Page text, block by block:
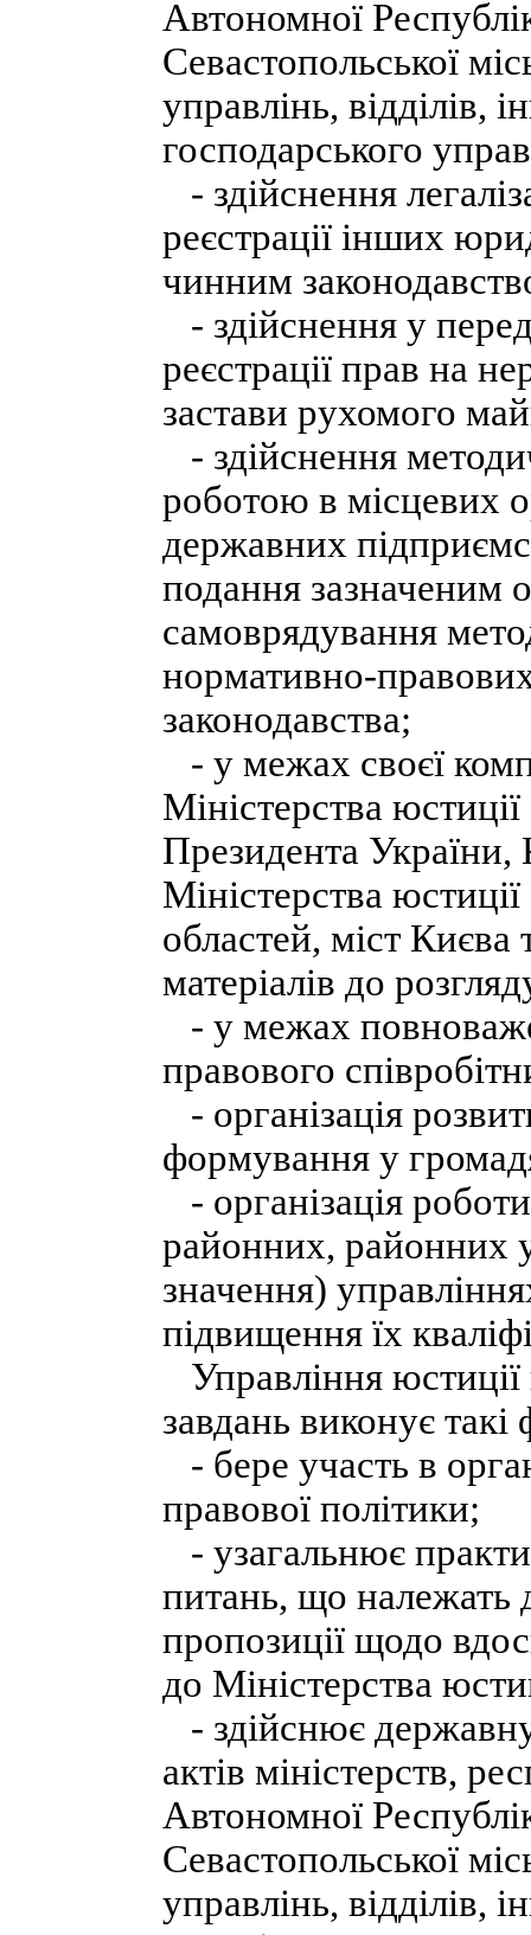
Автономної
Севастопольської
управлінь, відділів,
господарського
- здійснення
реєстрації інших
чинним
- здійснення у
реєстрації прав на
застави рухомого
- здійснення
роботою в місцевих
державних
подання зазначеним
самоврядування
нормативно-правових
законодавства;
- у межах своєї
Міністерства
Президента України,
Міністерства
областей, міст Києва
матеріалів до
- у межах
правового
- організація
формування у
- організація
районних, районних
значення)
підвищення їх
Управління
завдань виконує такі
- бере участь в
правової політики;
- узагальнює
питань, що належать
пропозиції щодо
до Міністерства
- здійснює
актів міністерств,
Автономної
Севастопольської
управлінь, відділів,